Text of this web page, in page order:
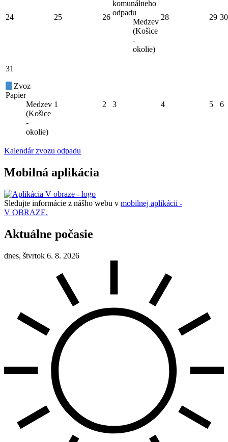
24 25 26
komunálneho
odpadu
Medzev
(Košice
-
okolie)
28 29 30
31
Zvoz
Papier
Medzev
(Košice
-
okolie)
1 2 3 4 5 6
Kalendár zvozu odpadu
Mobilná aplikácia
Sledujte informácie z nášho webu v mobilnej aplikácii -
V OBRAZE.
Aktuálne počasie
dnes, štvrtok 6. 8. 2026